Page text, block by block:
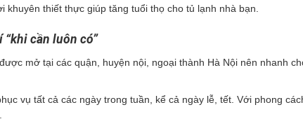
khuyên thiết thực giúp tăng tuổi thọ cho tủ lạnh nhà bạn.
cần luôn có”
mở tại các quận, huyện nội, ngoại thành Hà Nội nên nhanh
vụ tất cả các ngày trong tuần, kể cả ngày lễ, tết. Với phong